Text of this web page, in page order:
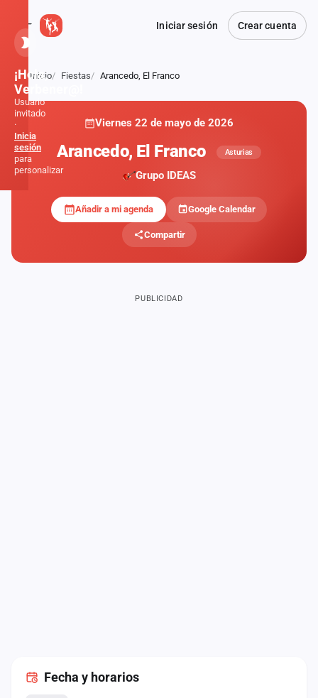
Iniciar sesión Crear cuenta
Atrás
Inicio Fiestas Arancedo, El Franco
Viernes 22 de mayo de 2026
Arancedo, El Franco Asturias
Grupo IDEAS
Añadir a mi agenda Google Calendar
Compartir
PUBLICIDAD
Fecha y horarios
¡Hola,
Verbener@!
Usuario
invitado
·
Inicia
sesión
para
personalizar
Administración